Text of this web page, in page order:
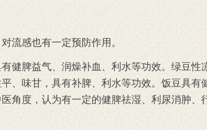
流感也有一定预防作用。
健脾益气、润燥补血、利水等功效。绿豆性
、味甘，具有补脾、利水等功效。饭豆具有
角度，认为有一定的健脾祛湿、利尿消肿、